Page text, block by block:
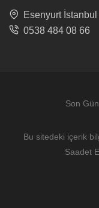
Esenyurt İstanbul
0538 484 08 66
Son
Bu sitedeki içerik
Saadet